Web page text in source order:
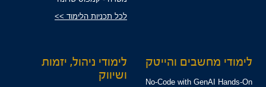
לכל תכניות הלימוד >>
לימודי מחשבים והייטק
No-Code with GenAI Hands-On
לימודי ניהול, יזמות
ושיווק